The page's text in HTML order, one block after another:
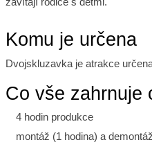
Komu je určena
Dvojskluzavka je atrakce
Co vše zahrnuje
4 hodin produkce
montáž (1 hodina) a